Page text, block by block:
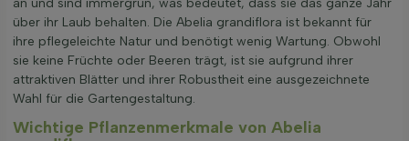
über ihr Laub behalten. Die Abelia grandiflora ist bekannt für
ihre pflegeleichte Natur und benötigt wenig Wartung. Obwohl
sie keine Früchte oder Beeren trägt, ist sie aufgrund ihrer
attraktiven Blätter und ihrer Robustheit eine ausgezeichnete
Wahl für die Gartengestaltung.
Wichtige Pflanzenmerkmale von Abelia